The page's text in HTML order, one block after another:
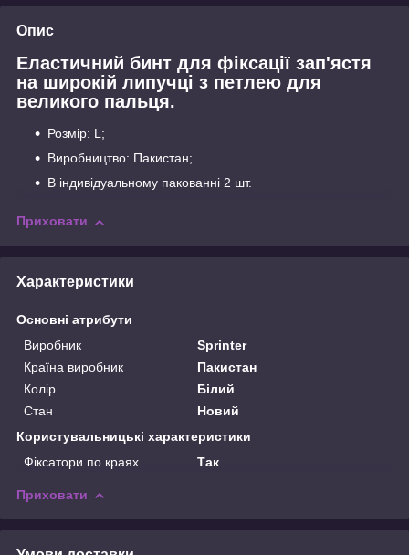
Опис
Еластичний бинт для фіксації зап'ястя
на широкій липучці з петлею для
великого пальця.
Розмір: L;
Виробництво: Пакистан;
В індивідуальному пакованні 2 шт.
Приховати
Характеристики
Основні атрибути
Виробник
Sprinter
Країна виробник
Пакистан
Колір
Білий
Стан
Новий
Користувальницькі характеристики
Фіксатори по краях
Так
Приховати